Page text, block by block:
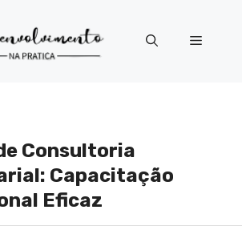
Menu
Consultoria
Capacitação
Eficaz